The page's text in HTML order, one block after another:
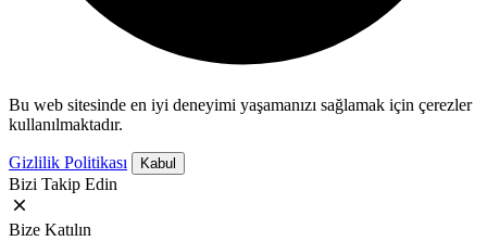
Bu web sitesinde en iyi deneyimi yaşamanızı sağlamak için çerezler
kullanılmaktadır.
Gizlilik Politikası Kabul
Bizi Takip Edin
Bize Katılın